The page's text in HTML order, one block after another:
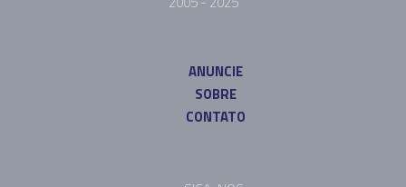
ANUNCIE
SOBRE
CONTATO